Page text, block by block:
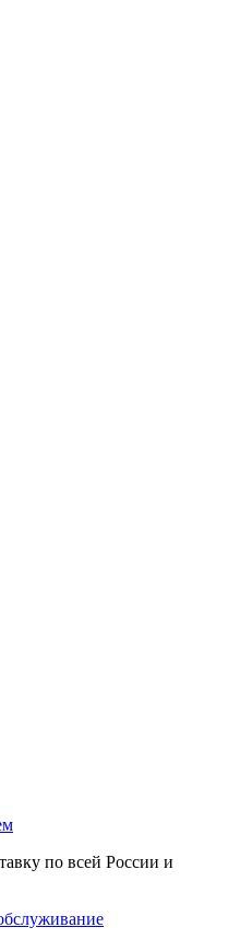
по всей России и